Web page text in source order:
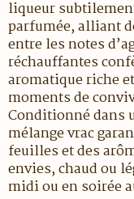
liqueur
parfumée, alliant
entre les notes
réchauffantes
aromatique riche
moments de
Conditionné dans
mélange vrac
feuilles et des
envies, chaud ou
midi ou en soirée